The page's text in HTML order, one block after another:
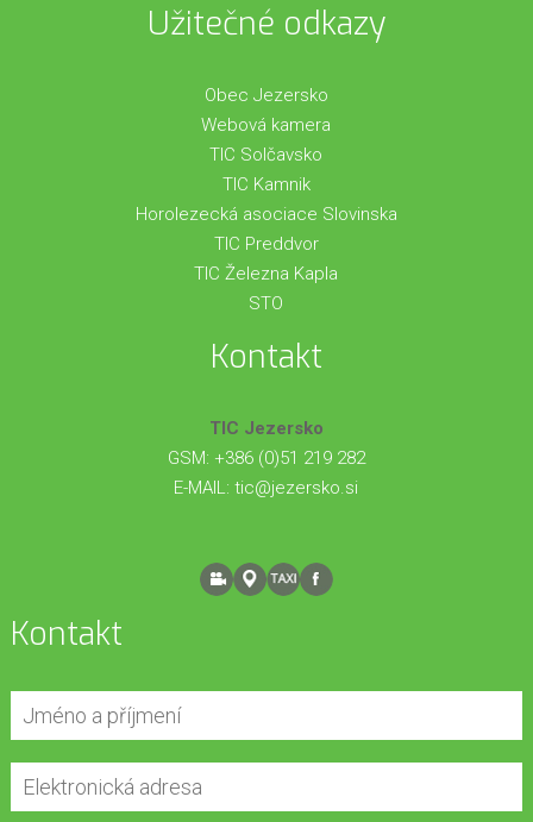
Užitečné odkazy
Obec Jezersko
Webová kamera
TIC Solčavsko
TIC Kamnik
Horolezecká asociace Slovinska
TIC Preddvor
TIC Železna Kapla
STO
Kontakt
TIC Jezersko
GSM: +386 (0)51 219 282
E-MAIL:tic@jezersko.si
Kontakt